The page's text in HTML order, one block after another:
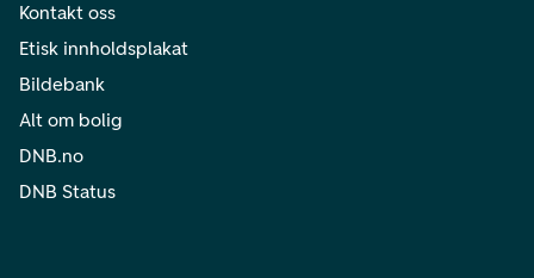
Kontakt oss
Etisk innholdsplakat
Bildebank
Alt om bolig
DNB.no
DNB Status